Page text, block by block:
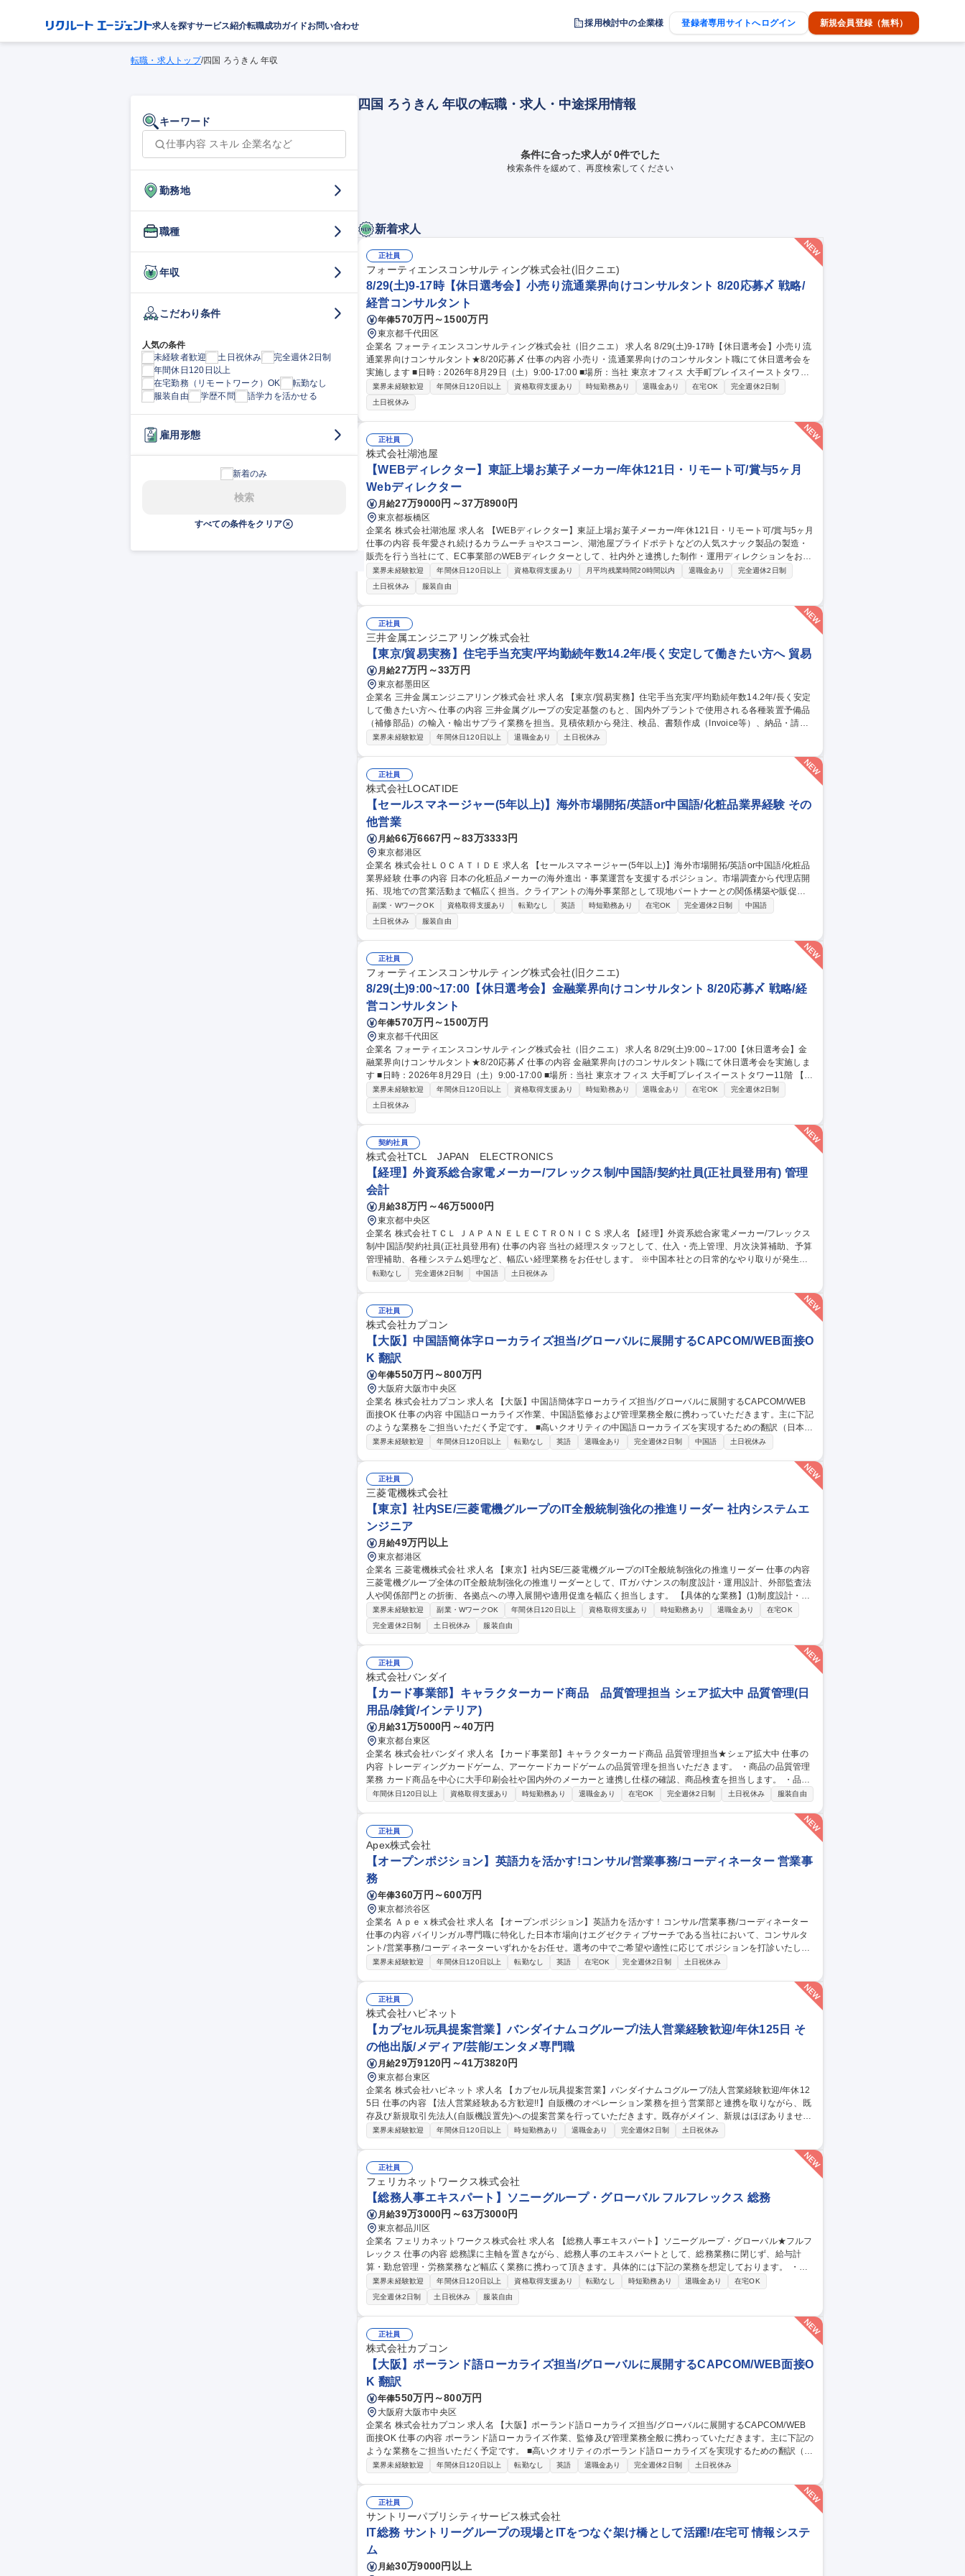
求人を探すサービス紹介転職成功ガイドお問い合わせ 採用検討中の企業様 登録者専用サイトへログイン 新規会員登録（無料）
転職・求人トップ/四国 ろうきん 年収
キーワード
勤務地
職種
年収
こだわり条件
人気の条件
未経験者歓迎
土日祝休み
完全週休2日制
年間休日120日以上
在宅勤務（リモートワーク）OK
転勤なし
服装自由
学歴不問 語学力を活かせる
雇用形態
新着のみ
検索
すべての条件をクリア
四国 ろうきん 年収の転職・求人・中途採用情報
条件に合った求人が 0件でした
検索条件を緩めて、再度検索してください
新着求人
正社員
フォーティエンスコンサルティング株式会社(旧クニエ)
8/29(土)9-17時【休日選考会】小売り流通業界向けコンサルタント 8/20応募〆 戦略/
経営コンサルタント
年俸570万円～1500万円
東京都千代田区
企業名 フォーティエンスコンサルティング株式会社（旧クニエ） 求人名 8/29(土)9-17時【休日選考会】小売り流
通業界向けコンサルタント★8/20応募〆 仕事の内容 小売り・流通業界向けのコンサルタント職にて休日選考会を
実施します ■日時：2026年8月29日（土）9:00-17:00 ■場所：当社 東京オフィス 大手町プレイスイーストタワー
11階 【当日の流れ】※書類選考通過後、事前にWEBテストの受検をいただきます ・対面形式で面接を2～3回予
定(不合格の場合、その時点でお帰り頂きます） ・最終面接は別途実施いたします。当日中は内定のご提示まで至
りません。（最終面接官は、役員となります） ・持参いただきたいもの：PC・お食事 ・空き時間にはオフィスツ
アーも実施予定です。 募集職種 8/29(土)9-17時【休日選考会】小売り流通業界向けコンサルタント★8/20応募〆
業界未経験歓迎 年間休日120日以上 資格取得支援あり 時短勤務あり 退職金あり 在宅OK
完全週休2日制
土日祝休み
正社員
株式会社湖池屋
【WEBディレクター】東証上場お菓子メーカー/年休121日・リモート可/賞与5ヶ月
Webディレクター
月給27万9000円～37万8900円
東京都板橋区
企業名 株式会社湖池屋 求人名 【WEBディレクター】東証上場お菓子メーカー/年休121日・リモート可/賞与5ヶ月
仕事の内容 長年愛され続けるカラムーチョやスコーン、湖池屋プライドポテトなどの人気スナック製品の製造・
販売を行う当社にて、EC事業部のWEBディレクターとして、社内外と連携した制作・運用ディレクションをお任
せします 【業務詳細】■メンバーへの制作指示、進行管理、予算管理■制作スケジュール設計、案件の優先順位判
断■制作物の品質チェック■企画書・サイト設計・ワイヤーフレームの作成■外部ベンダーとの打ち合わせ・折衝★
成長を続ける大手メーカーにて裁量を持って働き、単なる進行管理に留まらず制作体制や業務フロー等「制作の
基盤づくり」に携わり、将来的には組織を牽引する管理職としての活躍も期待しています★ 募集職種 【WEBディ
レクター】東証上場お菓子メーカー/年休121日・リモート可/賞与5ヶ月
業界未経験歓迎 年間休日120日以上 資格取得支援あり 月平均残業時間20時間以内 退職金あり
完全週休2日制
土日祝休み
服装自由
正社員
三井金属エンジニアリング株式会社
【東京/貿易実務】住宅手当充実/平均勤続年数14.2年/長く安定して働きたい方へ 貿易
月給27万円～33万円
東京都墨田区
企業名 三井金属エンジニアリング株式会社 求人名 【東京/貿易実務】住宅手当充実/平均勤続年数14.2年/長く安定
して働きたい方へ 仕事の内容 三井金属グループの安定基盤のもと、国内外プラントで使用される各種装置予備品
（補修部品）の輸入・輸出サプライ業務を担当。見積依頼から発注、検品、書類作成（Invoice等）、納品・請求
まで一括で担います。 (1)顧客からの見積依頼対応・メーカー・調達部への見積依頼 (2)見積書作成および提示・
期・発送スケジュールの顧客連絡および調整 ※通関業務は乙仲（専門業者）へ委託するため実務経験は不要で
す。 募集職種 【東京/貿易実務】住宅手当充実/平均勤続年数14.2年/長く安定して働きたい方へ
業界未経験歓迎 年間休日120日以上 退職金あり 土日祝休み
正社員
株式会社LOCATIDE
【セールスマネージャー(5年以上)】海外市場開拓/英語or中国語/化粧品業界経験 その
他営業
月給66万6667円～83万3333円
東京都港区
企業名 株式会社ＬＯＣＡＴＩＤＥ 求人名 【セールスマネージャー(5年以上)】海外市場開拓/英語or中国語/化粧品
業界経験 仕事の内容 日本の化粧品メーカーの海外進出・事業運営を支援するポジション。市場調査から代理店開
拓、現地での営業活動まで幅広く担当。クライアントの海外事業部として現地パートナーとの関係構築や販促活
動を推進します。 【具体的には】 クライアントの海外進出に向けた市場リサーチ、現地代理店や小売店の開拓、
販売戦略の立案・実行を担当します。現地店舗への営業活動や販促提案も重要な業務です。例えば、商品の陳列
位置の交渉や、現地消費者の購買習慣に合わせたサンプリング戦略の提案なども行います。3～5件の案件を並行
して担当し、クライアントの海外事業の成長をサポートします。 募集職種 【セールスマネージャー(5年以上)】海
外市場開拓/英語or中国語/化粧品業界経験
副業・WワークOK 資格取得支援あり 転勤なし 英語 時短勤務あり 在宅OK 完全週休2日制
中国語
土日祝休み
服装自由
正社員
フォーティエンスコンサルティング株式会社(旧クニエ)
8/29(土)9:00~17:00【休日選考会】金融業界向けコンサルタント 8/20応募〆 戦略/経
営コンサルタント
年俸570万円～1500万円
東京都千代田区
企業名 フォーティエンスコンサルティング株式会社（旧クニエ） 求人名 8/29(土)9:00～17:00【休日選考会】金
融業界向けコンサルタント★8/20応募〆 仕事の内容 金融業界向けのコンサルタント職にて休日選考会を実施しま
す ■日時：2026年8月29日（土）9:00-17:00 ■場所：当社 東京オフィス 大手町プレイスイーストタワー11階 【当
日の流れ】※事前にWEBテストの受検をいただきます ・対面形式で面接を3回予定(不合格の場合、その時点でお
帰り頂きます） ・最終面接は別途実施いたします。当日中は内定のご提示まで至りません。（最終面接官は、役
員となります） ・持参いただきたいもの：PC・お食事 ・空き時間にはオフィスツアーも実施予定です。 募集職
種 8/29(土)9:00～17:00【休日選考会】金融業界向けコンサルタント★8/20応募〆
業界未経験歓迎 年間休日120日以上 資格取得支援あり 時短勤務あり 退職金あり 在宅OK
完全週休2日制
土日祝休み
契約社員
株式会社TCL JAPAN ELECTRONICS
【経理】外資系総合家電メーカー/フレックス制/中国語/契約社員(正社員登用有) 管理
会計
月給38万円～46万5000円
東京都中央区
企業名 株式会社ＴＣＬ ＪＡＰＡＮ ＥＬＥＣＴＲＯＮＩＣＳ 求人名 【経理】外資系総合家電メーカー/フレックス
制/中国語/契約社員(正社員登用有) 仕事の内容 当社の経理スタッフとして、仕入・売上管理、月次決算補助、予算
管理補助、各種システム処理など、幅広い経理業務をお任せします。 ※中国本社との日常的なやり取りが発生し
ます。 ■仕入関連業務：仕入データの確認、システム承認、請求内容との照合、差異確認など■売上関連業務：売
定科目残高の確認、未払・前払・売掛・買掛関連の確認など■予算管理補助：予算管理システムへの入力、実績デ
ータの確認、関連資料の作成など■資料作成：経営層向け資料、会議資料、社内報告資料などの作成補助 募集職種
【経理】外資系総合家電メーカー/フレックス制/中国語/契約社員(正社員登用有)
転勤なし 完全週休2日制 中国語 土日祝休み
正社員
株式会社カプコン
【大阪】中国語簡体字ローカライズ担当/グローバルに展開するCAPCOM/WEB面接O
K 翻訳
年俸550万円～800万円
大阪府大阪市中央区
企業名 株式会社カプコン 求人名 【大阪】中国語簡体字ローカライズ担当/グローバルに展開するCAPCOM/WEB
面接OK 仕事の内容 中国語ローカライズ作業、中国語監修および管理業務全般に携わっていただきます。主に下記
のような業務をご担当いただく予定です。 ■高いクオリティの中国語ローカライズを実現するための翻訳（日本
語/英語→中国語） ■中国語簡体字の言語チェック業務（校正、LQA業務） ■中国語プロジェクトのマネジメント
業界未経験歓迎 年間休日120日以上 転勤なし 英語 退職金あり 完全週休2日制 中国語 土日祝休み
正社員
三菱電機株式会社
【東京】社内SE/三菱電機グループのIT全般統制強化の推進リーダー 社内システムエ
ンジニア
月給49万円以上
東京都港区
企業名 三菱電機株式会社 求人名 【東京】社内SE/三菱電機グループのIT全般統制強化の推進リーダー 仕事の内容
三菱電機グループ全体のIT全般統制強化の推進リーダーとして、ITガバナンスの制度設計・運用設計、外部監査法
人や関係部門との折衝、各拠点への導入展開や適用促進を幅広く担当します。 【具体的な業務】(1)制度設計・運
用設計・展開計画の策定：統制に必要なルールの策定、管理ツールの企画・整備・グループ展開(2)外部・内部折
衝：外部監査法人や社内関係部門（監査部・財務統括部等）との調整・折衝(3)拠点への適用促進：各拠点を巡回
し、ルールの周知や適用促進・指導を推進★グループ全体のITガバナンス刷新の中核として専門性を発揮できる環
境です。 募集職種 【東京】社内SE/三菱電機グループのIT全般統制強化の推進リーダー
業界未経験歓迎 副業・WワークOK 年間休日120日以上 資格取得支援あり 時短勤務あり 退職金あり
在宅OK
完全週休2日制
土日祝休み 服装自由
正社員
株式会社バンダイ
【カード事業部】キャラクターカード商品 品質管理担当 シェア拡大中 品質管理(日
用品/雑貨/インテリア)
月給31万5000円～40万円
東京都台東区
企業名 株式会社バンダイ 求人名 【カード事業部】キャラクターカード商品 品質管理担当★シェア拡大中 仕事の
内容 トレーディングカードゲーム、アーケードカードゲームの品質管理を担当いただきます。 ・商品の品質管理
業務 カード商品を中心に大手印刷会社や国内外のメーカーと連携し仕様の確認、商品検査を担当します。 ・品質
向上、持続性向上に向けた各種取組み 募集職種 【カード事業部】キャラクターカード商品 品質管理担当★シェア
年間休日120日以上 資格取得支援あり 時短勤務あり 退職金あり 在宅OK 完全週休2日制 土日祝休み 服装自由
正社員
Apex株式会社
【オープンポジション】英語力を活かす!コンサル/営業事務/コーディネーター 営業事
務
年俸360万円～600万円
東京都渋谷区
企業名 Ａｐｅｘ株式会社 求人名 【オープンポジション】英語力を活かす！コンサル/営業事務/コーディネーター
仕事の内容 バイリンガル専門職に特化した日本市場向けエグゼクティブサーチである当社において、コンサルタ
ント/営業事務/コーディネーターいずれかをお任せ。選考の中でご希望や適性に応じてポジションを打診いたしま
す。 【コンサルタント】 求職者と企業双方の代表として、面談から条件交渉まで一貫した支援で採用成功を牽引
えます。 【コーディネーター】 管理職の右腕として、案件紹介や調整を通じグローバルな環境で専門性を磨きま
す。全職種、人のサポートに情熱を持ち、介在価値を発揮したい方に最適です。 募集職種 【オープンポジショ
ン】英語力を活かす！コンサル/営業事務/コーディネーター
業界未経験歓迎 年間休日120日以上 転勤なし 英語 在宅OK 完全週休2日制 土日祝休み
正社員
株式会社ハピネット
【カプセル玩具提案営業】バンダイナムコグループ/法人営業経験歓迎/年休125日 そ
の他出版/メディア/芸能/エンタメ専門職
月給29万9120円～41万3820円
東京都台東区
企業名 株式会社ハピネット 求人名 【カプセル玩具提案営業】バンダイナムコグループ/法人営業経験歓迎/年休12
5日 仕事の内容 【法人営業経験ある方歓迎!!】自販機のオペレーション業務を担う営業部と連携を取りながら、既
存及び新規取引先法人(自販機設置先)への提案営業を行っていただきます。既存がメイン、新規はほぼありませ
ん。 【具体業務】社内関連部署(特に自販機のオペレーション業務を担うハピネット・ベンディングサービスの営
ャンボカードダス、キッズカードゲーム機、クレーンゲーム機など■主な取引先：大手GMS、家電量販店、アミュ
ーズメント施設運営会社、鉄道会社など■数カ月に1回程度宿泊を伴った出張あり（出張手当あり） 募集職種 【カ
プセル玩具提案営業】バンダイナムコグループ/法人営業経験歓迎/年休125日
業界未経験歓迎 年間休日120日以上 時短勤務あり 退職金あり 完全週休2日制 土日祝休み
正社員
フェリカネットワークス株式会社
【総務人事エキスパート】ソニーグループ・グローバル フルフレックス 総務
月給39万3000円～63万3000円
東京都品川区
企業名 フェリカネットワークス株式会社 求人名 【総務人事エキスパート】ソニーグループ・グローバル★フルフ
レックス 仕事の内容 総務課に主軸を置きながら、総務人事のエキスパートとして、総務業務に閉じず、給与計
算・勤怠管理・労務業務など幅広く業務に携わって頂きます。具体的には下記の業務を想定しております。 ・安
全衛生関連業務 ・防火・防災業務 ・総務業務全般 ・給与・勤怠・労務関連業務 ※経営層や各部門と近い距離で
業務を推進できます ※業務改善やDX施策にも主体的に関わることができます 募集職種 【総務人事エキスパー
ト】ソニーグループ・グローバル★フルフレックス
業界未経験歓迎 年間休日120日以上 資格取得支援あり 転勤なし 時短勤務あり 退職金あり
在宅OK
完全週休2日制
土日祝休み 服装自由
正社員
株式会社カプコン
【大阪】ポーランド語ローカライズ担当/グローバルに展開するCAPCOM/WEB面接O
K 翻訳
年俸550万円～800万円
大阪府大阪市中央区
企業名 株式会社カプコン 求人名 【大阪】ポーランド語ローカライズ担当/グローバルに展開するCAPCOM/WEB
面接OK 仕事の内容 ポーランド語ローカライズ作業、監修及び管理業務全般に携わっていただきます。主に下記の
ような業務をご担当いただく予定です。 ■高いクオリティのポーランド語ローカライズを実現するための翻訳（英
語→ポーランド語） ■ポーランド語の言語チェック業務（校正、LQA業務） ■ポーランド語プロジェクトのマネジ
M/WEB面接OK
業界未経験歓迎 年間休日120日以上 転勤なし 英語 退職金あり 完全週休2日制 土日祝休み
正社員
サントリーパブリシティサービス株式会社
IT総務 サントリーグループの現場とITをつなぐ架け橋として活躍!/在宅可 情報システ
ム
月給30万9000円以上